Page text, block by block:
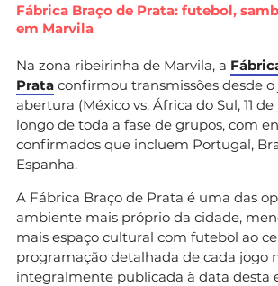
Fábrica Braço de Prata: futebol,
em Marvila
Na zona ribeirinha de Marvila, a
Prata confirmou transmissões desde o
abertura (México vs. África do Sul, 11
longo de toda a fase de grupos, com
confirmados que incluem Portugal,
Espanha.
A Fábrica Braço de Prata é uma das
ambiente mais próprio da cidade,
mais espaço cultural com futebol ao
programação detalhada de cada jogo
integralmente publicada à data desta